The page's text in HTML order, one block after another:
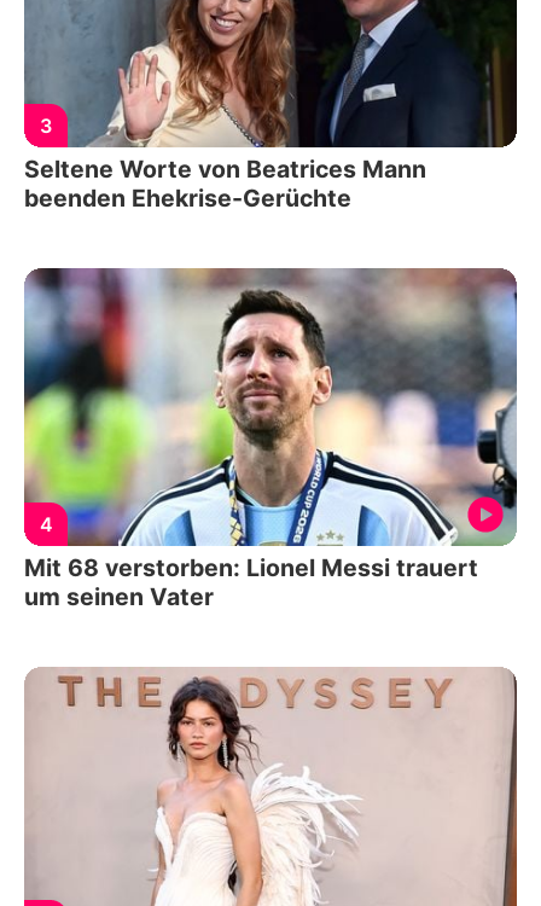
3
Seltene Worte von Beatrices Mann
beenden Ehekrise-Gerüchte
4
Mit 68 verstorben: Lionel Messi trauert
um seinen Vater